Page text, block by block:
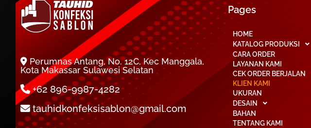
Perumnas Antang, No. 12C, Kec Manggala,
Kota Makassar Sulawesi Selatan
+62 896-9987-4282
tauhidkonfeksisablon@gmail.com
Pages
HOME
KATALOG PRODUKSI
CARA ORDER
LAYANAN KAMI
CEK ORDER BERJALAN
KLIEN KAMI
UKURAN
DESAIN
BAHAN
TENTANG KAMI